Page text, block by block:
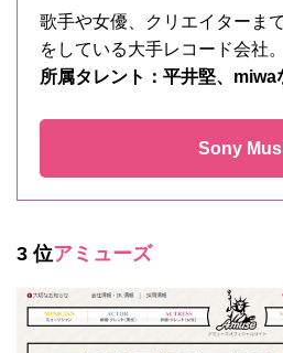
歌手や女優、クリエイターま
をしている大手レコード会社。
所属タレント：平井堅、miwa
Sony
3 位アミューズ